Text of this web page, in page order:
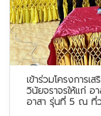
เข้าร่วมโครงการ
วินัยจราจรให้แก่ อ
อาสา รุ่นที่ 5 ณ ที่